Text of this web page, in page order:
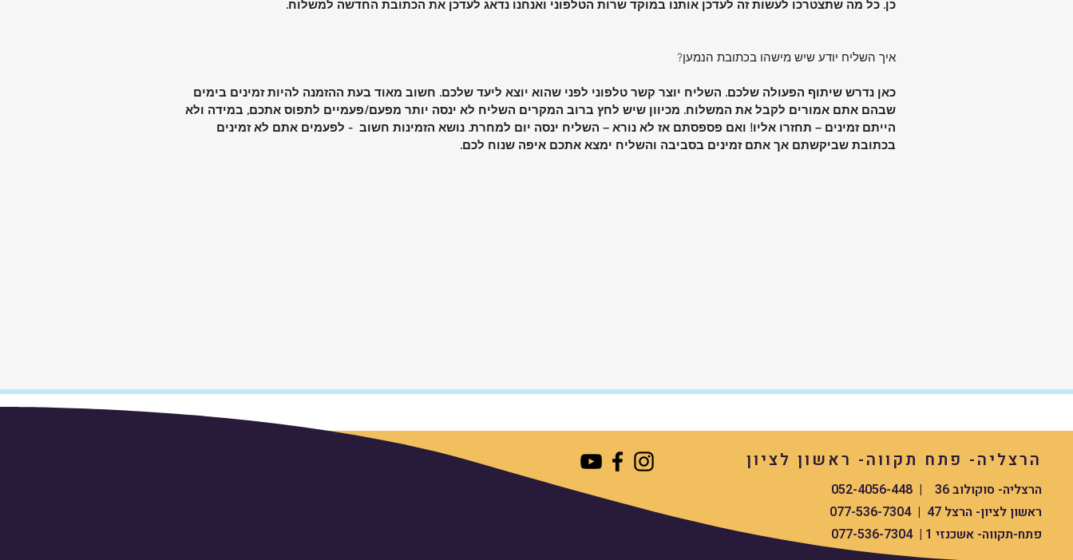
כן. כל מה שתצטרכו לעשות זה לעדכן אותנו במוקד שרות הטלפוני ואנחנו נדאג לעדכן את הכתובת החדשה למשלוח.
איך השליח יודע שיש מישהו בכתובת הנמען?
כאן נדרש שיתוף הפעולה שלכם. השליח יוצר קשר טלפוני לפני שהוא יוצא ליעד שלכם. חשוב מאוד בעת ההזמנה להיות זמינים בימים
שבהם אתם אמורים לקבל את המשלוח. מכיוון שיש לחץ ברוב המקרים השליח לא ינסה יותר מפעם/פעמיים לתפוס אתכם, במידה ולא
הייתם זמינים – תחזרו אליו! ואם פספסתם אז לא נורא – השליח ינסה יום למחרת. נושא הזמינות חשוב - לפעמים אתם לא זמינים
בכתובת שביקשתם אך אתם זמינים בסביבה והשליח ימצא אתכם איפה שנוח לכם.
הרצליה- פתח תקווה- ראשון לציון
הרצליה- סוקולוב 36 | 052-4056-448
ראשון לציון- הרצל 47 | 077-536-7304
פתח-תקווה- אשכנזי 1 | 077-536-7304